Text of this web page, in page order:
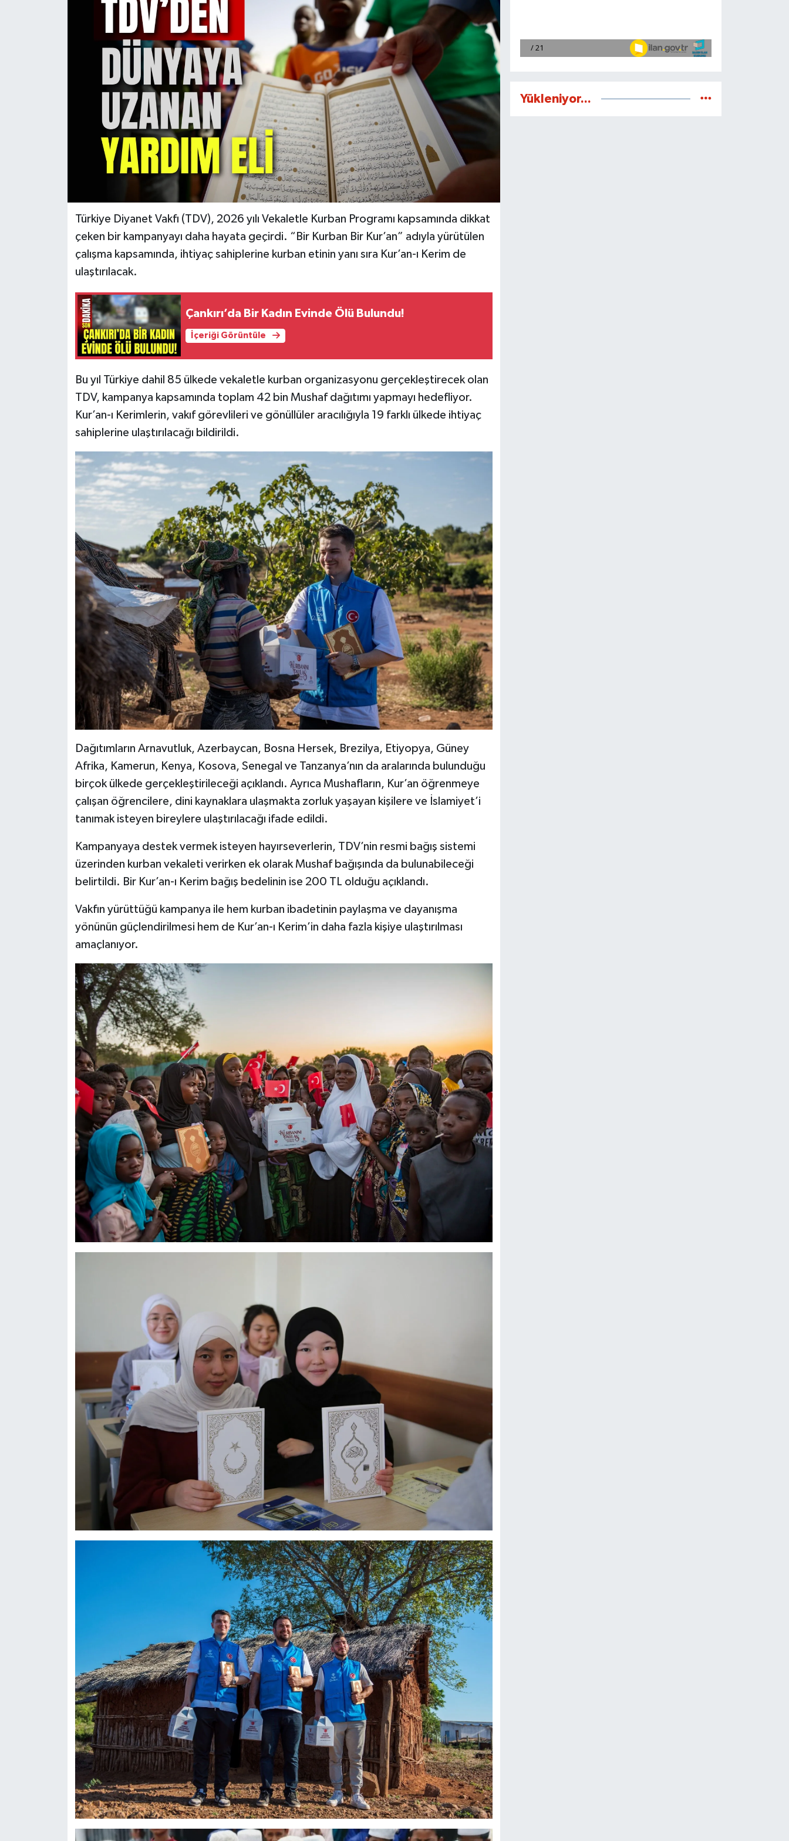
Türkiye Diyanet Vakfı (TDV), 2026 yılı Vekaletle Kurban Programı kapsamında dikkat
çeken bir kampanyayı daha hayata geçirdi. “Bir Kurban Bir Kur’an” adıyla yürütülen
çalışma kapsamında, ihtiyaç sahiplerine kurban etinin yanı sıra Kur’an-ı Kerim de
ulaştırılacak.
Çankırı’da Bir Kadın Evinde Ölü Bulundu!
İçeriği Görüntüle
Bu yıl Türkiye dahil 85 ülkede vekaletle kurban organizasyonu gerçekleştirecek olan
TDV, kampanya kapsamında toplam 42 bin Mushaf dağıtımı yapmayı hedefliyor.
Kur’an-ı Kerimlerin, vakıf görevlileri ve gönüllüler aracılığıyla 19 farklı ülkede ihtiyaç
sahiplerine ulaştırılacağı bildirildi.
Dağıtımların Arnavutluk, Azerbaycan, Bosna Hersek, Brezilya, Etiyopya, Güney
Afrika, Kamerun, Kenya, Kosova, Senegal ve Tanzanya’nın da aralarında bulunduğu
birçok ülkede gerçekleştirileceği açıklandı. Ayrıca Mushafların, Kur’an öğrenmeye
çalışan öğrencilere, dini kaynaklara ulaşmakta zorluk yaşayan kişilere ve İslamiyet’i
tanımak isteyen bireylere ulaştırılacağı ifade edildi.
Kampanyaya destek vermek isteyen hayırseverlerin, TDV’nin resmi bağış sistemi
üzerinden kurban vekaleti verirken ek olarak Mushaf bağışında da bulunabileceği
belirtildi. Bir Kur’an-ı Kerim bağış bedelinin ise 200 TL olduğu açıklandı.
Vakfın yürüttüğü kampanya ile hem kurban ibadetinin paylaşma ve dayanışma
yönünün güçlendirilmesi hem de Kur’an-ı Kerim’in daha fazla kişiye ulaştırılması
amaçlanıyor.
Yükleniyor...
VİZYONDAKİLER